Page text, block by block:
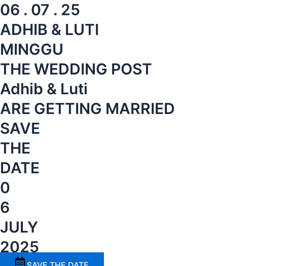
06 . 07 . 25
ADHIB & LUTI
MINGGU
THE WEDDING POST
Adhib & Luti
ARE GETTING MARRIED
SAVE
THE
DATE
0
6
JULY
2025